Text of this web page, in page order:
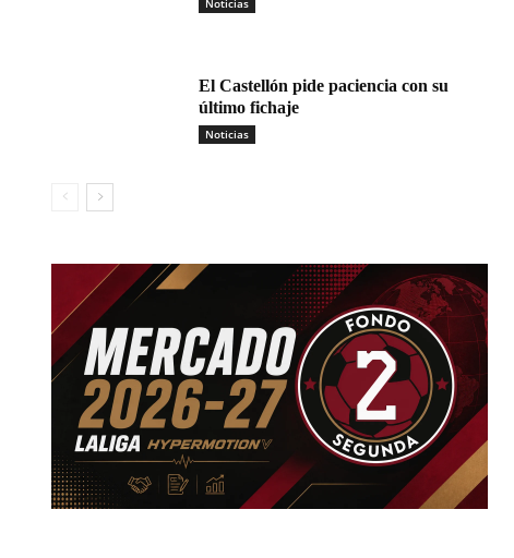
Noticias
El Castellón pide paciencia con su
último fichaje
Noticias